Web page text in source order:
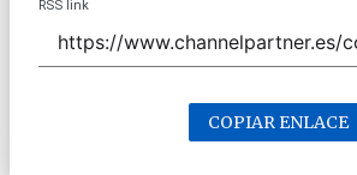
RSS link
COPIAR ENLACE